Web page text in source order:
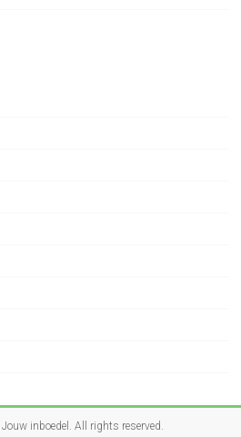
Jouw inboedel . All rights reserved.